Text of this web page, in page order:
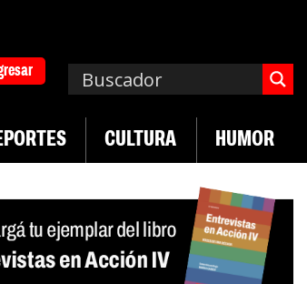
CULTURA HUMOR
en salud mental | Los 43